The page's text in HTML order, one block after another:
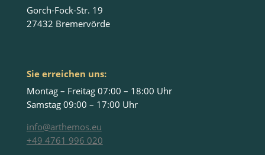
Gorch-Fock-Str. 19
27432 Bremervörde
Sie erreichen uns:
Montag – Freitag 07:00 – 18:00 Uhr
Samstag 09:00 – 17:00 Uhr
info@arthemos.eu
+49 4761 996 020